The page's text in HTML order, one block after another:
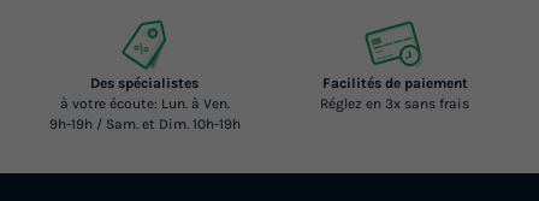
Des spécialistes
à votre écoute: Lun. à Ven.
9h-19h / Sam. et Dim. 10h-19h
Facilités de paiement
Réglez en 3x sans frais